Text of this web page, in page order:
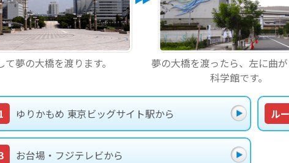
て夢の大橋を渡ります。
夢の大橋を渡ったら、左に曲
科学館です。
ゆりかもめ 東京ビッグサイト駅から ル
お台場・フジテレビから